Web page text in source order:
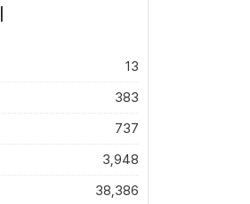
13
383
737
3,948
38,386